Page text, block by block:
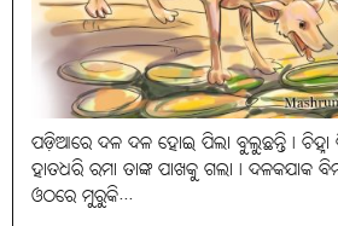
ପଡ଼ିଆରେ ଦଳ ଦଳ ହୋଇ ପିଲା ବୁଲୁଛନ୍ତି। ଚିହ୍ନା
ହାତଧରି ରମା ତାଙ୍କ ପାଖକୁ ଗଲା। ଦଳକଯାକ
ଓଠରେ ମୁରୁକି...